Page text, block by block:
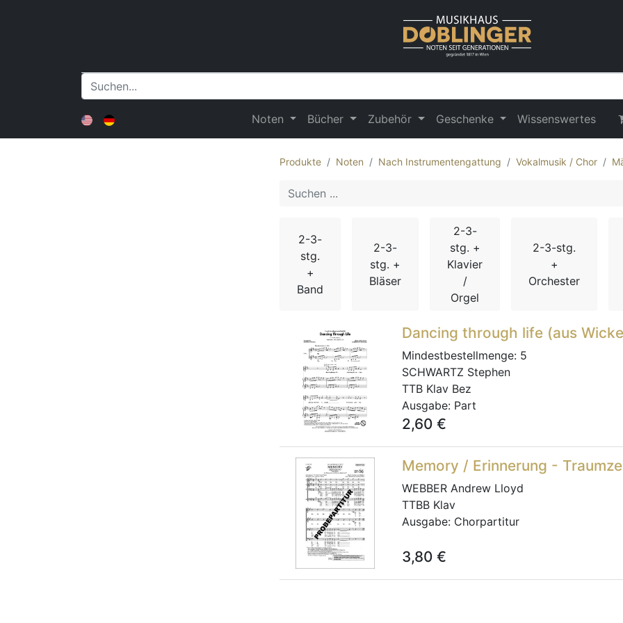
Noten Bücher Zubehör Geschenke Wissenswertes
Produkte Noten Nach Instrumentengattung Vokalmusik / Chor
2-3-
stg.
+
Band
2-3-
stg. +
Bläser
2-3-
stg. +
Klavier
/
Orgel
2-3-stg.
+
Orchester
Dancing through life (aus
Mindestbestellmenge: 5
SCHWARTZ Stephen
TTB Klav Bez
Ausgabe: Part
2,60 €
Memory / Erinnerung -
WEBBER Andrew Lloyd
TTBB Klav
Ausgabe: Chorpartitur
3,80 €